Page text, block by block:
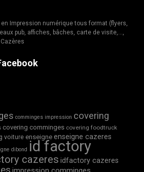
en Impression numérique tous format (flyers,
pub, affiches, bâches, carte de visite,…,
comminges impression covering
covering comminges covering foodtruck
voiture enseigne enseigne cazeres
dibond id factory
cazeres idfactory cazeres